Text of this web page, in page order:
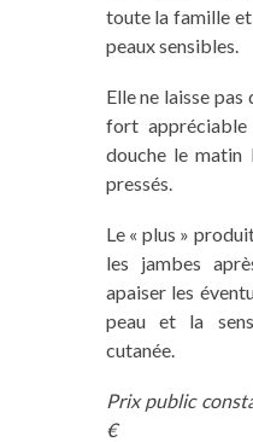
toute la famille
peaux sensibles.
Elle ne laisse pas
fort
douche le matin
pressés.
Le « plus »
les jambes
apaiser les
peau et la
cutanée.
Prix public
€